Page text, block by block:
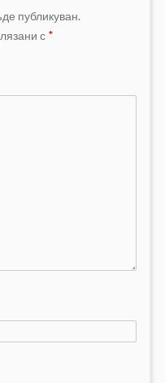
публикуван.
с *